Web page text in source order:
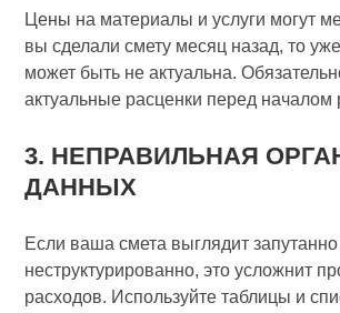
Цены на материалы и услуги могут
вы сделали смету месяц назад, то
может быть не актуальна.
актуальные расценки перед началом
3. НЕПРАВИЛЬНАЯ
ДАННЫХ
Если ваша смета выглядит запутанно
неструктурированно, это усложнит
расходов. Используйте таблицы и